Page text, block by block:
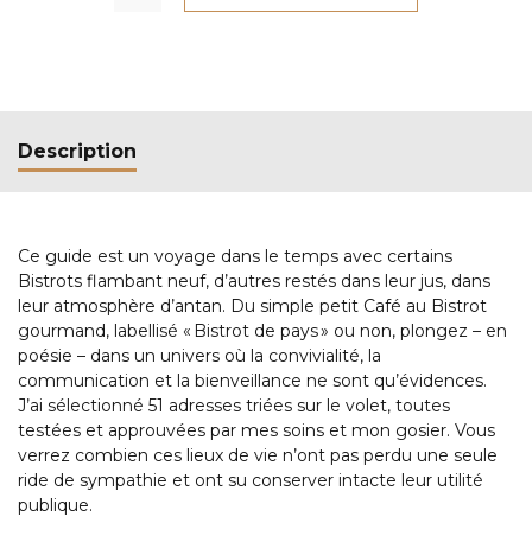
Description
Ce guide est un voyage dans le temps avec certains
Bistrots flambant neuf, d’autres restés dans leur jus, dans
leur atmosphère d’antan. Du simple petit Café au Bistrot
gourmand, labellisé « Bistrot de pays » ou non, plongez – en
poésie – dans un univers où la convivialité, la
communication et la bienveillance ne sont qu’évidences.
J’ai sélectionné 51 adresses triées sur le volet, toutes
testées et approuvées par mes soins et mon gosier. Vous
verrez combien ces lieux de vie n’ont pas perdu une seule
ride de sympathie et ont su conserver intacte leur utilité
publique.